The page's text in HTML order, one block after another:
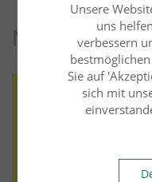
Mehr zu
Arbeitsrecht
negativen
Unsere
uns
verbessern
Sie auf
sich mit